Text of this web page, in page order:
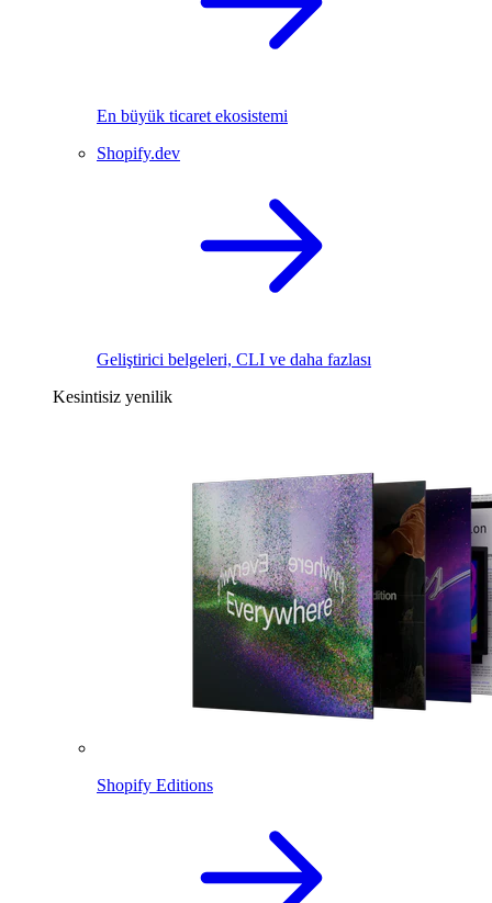
En büyük ticaret ekosistemi
Shopify.dev
Geliştirici belgeleri, CLI ve daha fazlası
Kesintisiz yenilik
Shopify Editions